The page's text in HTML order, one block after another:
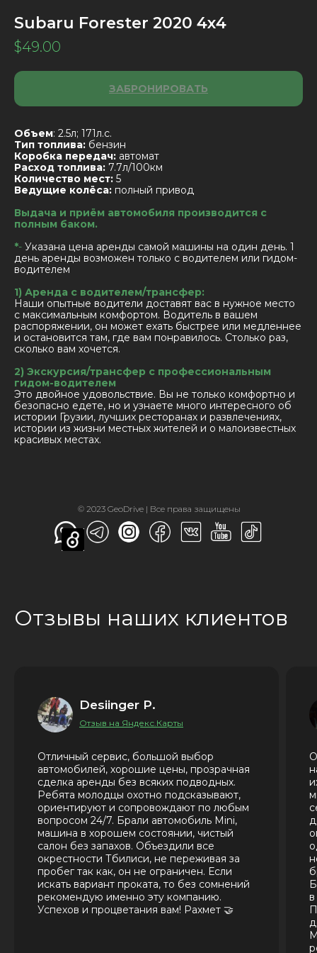
Subaru Forester 2020 4х4
$49.00
ЗАБРОНИРОВАТЬ
Объем: 2.5л; 171л.с.
Тип топлива: бензин
Коробка передач: автомат
Расход топлива: 7.7л/100км
Количество мест: 5
Ведущие колёса: полный привод
Выдача и приём автомобиля производится с
полным баком.
*- Указана цена аренды самой машины на один день. 1
день аренды возможен только с водителем или гидом-
водителем
1) Аренда с водителем/трансфер:
Наши опытные водители доставят вас в нужное место
с максимальным комфортом. Водитель в вашем
распоряжении, он может ехать быстрее или медленнее
и остановится там, где вам понравилось. Столько раз,
сколько вам хочется.
2) Экскурсия/трансфер с профессиональным
гидом-водителем
Это двойное удовольствие. Вы не только комфортно и
безопасно едете, но и узнаете много интересного об
истории Грузии, лучших ресторанах и развлечениях,
истории из жизни местных жителей и о малоизвестных
красивых местах.
© 2023 GeoDrive | Все права защищены
Отзывы наших клиентов
Desiinger P.
Отзыв на Яндекс.Карты
Отличный сервис, большой выбор
автомобилей, хорошие цены, прозрачная
сделка аренды без всяких подводных.
Ребята молодцы охотно подсказывают,
ориентируют и сопровождают по любым
вопросом 24/7. Брали автомобиль Mini,
машина в хорошем состоянии, чистый
салон без запахов. Объездили все
окрестности Тбилиси, не переживая за
пробег так как, он не ограничен. Если
искать вариант проката, то без сомнений
рекомендую именно эту компанию.
Успехов и процветания вам! Рахмет 🤝